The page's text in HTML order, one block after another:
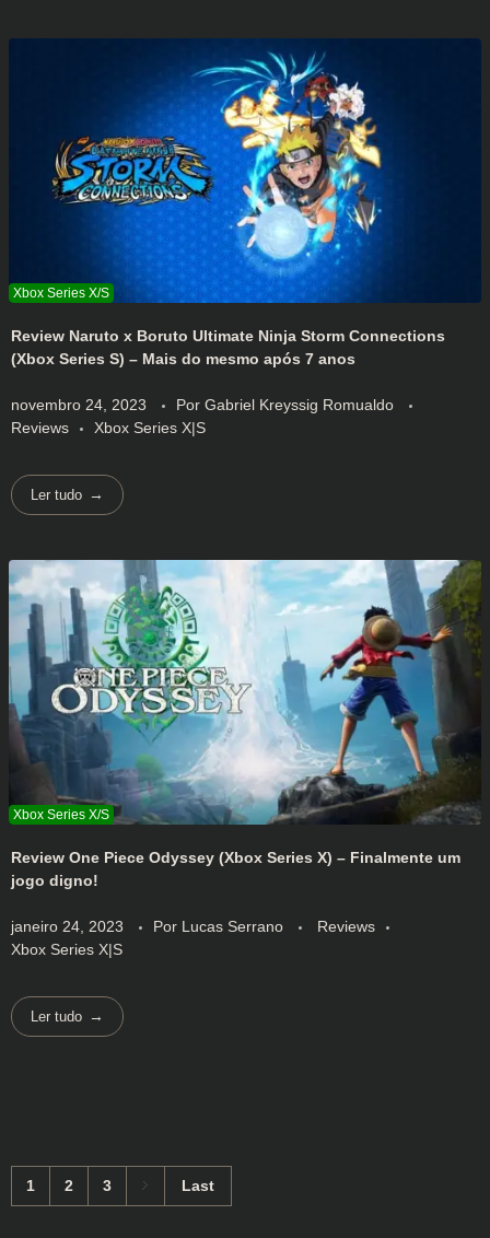
Review Naruto x Boruto Ultimate Ninja Storm Connections
(Xbox Series S) – Mais do mesmo após 7 anos
novembro 24, 2023 Por Gabriel Kreyssig Romualdo
Reviews
Xbox Series X|S
Ler tudo
Review One Piece Odyssey (Xbox Series X) – Finalmente um
jogo digno!
janeiro 24, 2023 Por Lucas Serrano
Reviews
Xbox Series X|S
Ler tudo
1 2 3 Last